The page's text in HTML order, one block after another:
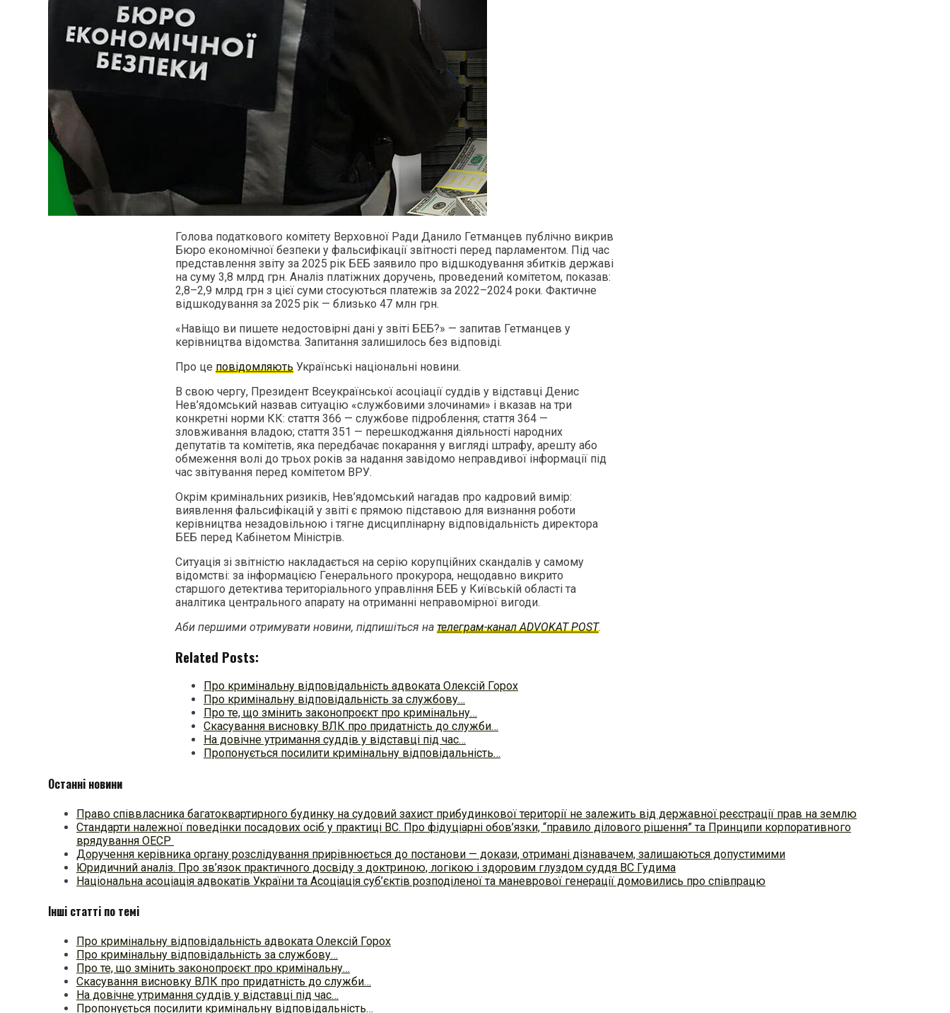
Голова податкового комітету Верховної Ради Данило Гетманцев публічно викрив
Бюро економічної безпеки у фальсифікації звітності перед парламентом. Під час
представлення звіту за 2025 рік БЕБ заявило про відшкодування збитків державі
на суму 3,8 млрд грн. Аналіз платіжних доручень, проведений комітетом, показав:
2,8–2,9 млрд грн з цієї суми стосуються платежів за 2022–2024 роки. Фактичне
відшкодування за 2025 рік — близько 47 млн грн.
«Навіщо ви пишете недостовірні дані у звіті БЕБ?» — запитав Гетманцев у
керівництва відомства. Запитання залишилось без відповіді.
Про це повідомляють Українські національні новини.
В свою чергу, Президент Всеукраїнської асоціації суддів у відставці Денис
Нев’ядомський назвав ситуацію «службовими злочинами» і вказав на три
конкретні норми КК: стаття 366 — службове підроблення; стаття 364 —
зловживання владою; стаття 351 — перешкоджання діяльності народних
депутатів та комітетів, яка передбачає покарання у вигляді штрафу, арешту або
обмеження волі до трьох років за надання завідомо неправдивої інформації під
час звітування перед комітетом ВРУ.
Окрім кримінальних ризиків, Нев’ядомський нагадав про кадровий вимір:
виявлення фальсифікацій у звіті є прямою підставою для визнання роботи
керівництва незадовільною і тягне дисциплінарну відповідальність директора
БЕБ перед Кабінетом Міністрів.
Ситуація зі звітністю накладається на серію корупційних скандалів у самому
відомстві: за інформацією Генерального прокурора, нещодавно викрито
старшого детектива територіального управління БЕБ у Київській області та
аналітика центрального апарату на отриманні неправомірної вигоди.
Аби першими отримувати новини, підпишіться на телеграм-канал ADVOKAT POST.
Related Posts:
Про кримінальну відповідальність адвоката Олексій Горох
Про кримінальну відповідальність за службову…
Про те, що змінить законопроєкт про кримінальну…
Скасування висновку ВЛК про придатність до служби…
На довічне утримання суддів у відставці під час…
Пропонується посилити кримінальну відповідальність…
Останні новини
Право співвласника багатоквартирного будинку на судовий захист прибудинкової території не залежить від державної реєстрації прав на землю
Стандарти належної поведінки посадових осіб у практиці ВC. Про фідуціарні обов’язки, “правило ділового рішення” та Принципи корпоративного
врядування ОЕСР
Доручення керівника органу розслідування прирівнюється до постанови — докази, отримані дізнавачем, залишаються допустимими
Юридичний аналіз. Про зв’язок практичного досвіду з доктриною, логікою і здоровим глуздом суддя ВС Гудима
Національна асоціація адвокатів України та Асоціація суб’єктів розподіленої та маневрової генерації домовились про співпрацю
Інші статті по темі
Про кримінальну відповідальність адвоката Олексій Горох
Про кримінальну відповідальність за службову…
Про те, що змінить законопроєкт про кримінальну…
Скасування висновку ВЛК про придатність до служби…
На довічне утримання суддів у відставці під час…
Пропонується посилити кримінальну відповідальність…